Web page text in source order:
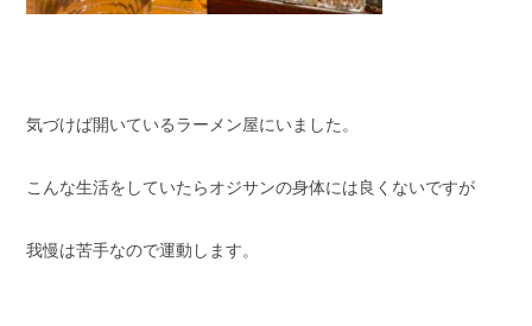
気づけば開いているラーメン屋にいました。
こんな生活をしていたらオジサンの身体には良くないですが
我慢は苦手なので運動します。